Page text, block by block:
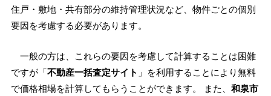
住戸・敷地・共有部分の維持管理状況など、物件ごとの個別
要因を考慮する必要があります。
一般の方は、これらの要因を考慮して計算することは困難
ですが「不動産一括査定サイト 」を利用することにより無料
で価格相場を計算してもらうことができます。 また、 和泉市